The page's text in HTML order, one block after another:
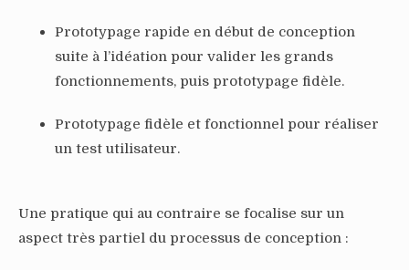
Prototypage rapide en début de conception
suite à l’idéation pour valider les grands
fonctionnements, puis prototypage fidèle.
Prototypage fidèle et fonctionnel pour réaliser
un test utilisateur.
Une pratique qui au contraire se focalise sur un
aspect très partiel du processus de conception :